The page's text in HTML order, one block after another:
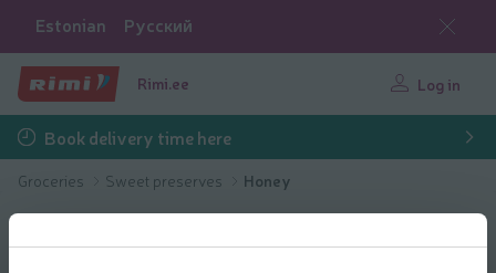
Estonian Русский
Rimi.ee Log in
Book delivery time here
Groceries Sweet preserves Honey